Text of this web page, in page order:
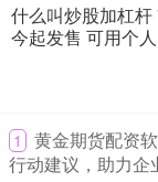
专业炒股配资网
2026美加墨世界杯
里组成的全新“黄金
1.7%
专业炒股配资网
什么叫炒股加杠
今起发售 可用个
1
黄金期货配资
行动建议，助力企